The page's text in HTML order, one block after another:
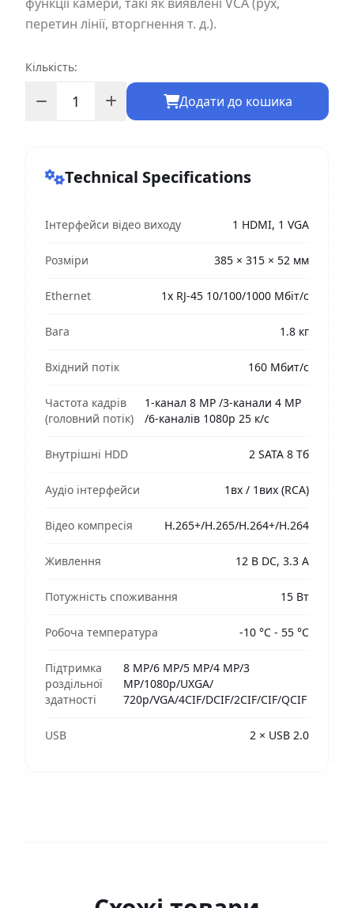
перетин лінії, вторгнення т. д.).
Кількість:
Додати до кошика
Technical Specifications
Інтерфейси відео виходу 1 HDMI, 1 VGA
Розміри 385 × 315 × 52 мм
Ethernet 1х RJ-45 10/100/1000 Мбіт/с
Вага 1.8 кг
Вхідний потік 160 Мбит/с
Частота кадрів
(головний потік)
1-канал 8 MP /3-канали 4 MP
/6-каналів 1080p 25 к/с
Внутрішні HDD 2 SATA 8 Тб
Аудіо інтерфейси 1вх / 1вих (RCA)
Відео компресія H.265+/H.265/H.264+/H.264
Живлення 12 В DC, 3.3 A
Потужність споживання 15 Вт
Робоча температура -10 °C - 55 °C
Підтримка
роздільної
здатності
8 MP/6 MP/5 MP/4 MP/3
MP/1080p/UXGA/
720p/VGA/4CIF/DCIF/2CIF/CIF/QCIF
USB 2 × USB 2.0